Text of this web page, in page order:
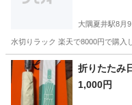
大隅夏井駅8月9
水切りラック 楽天で8000円で購入
鹿児島 志布志市 大隅夏
折りたたみ
1,000円